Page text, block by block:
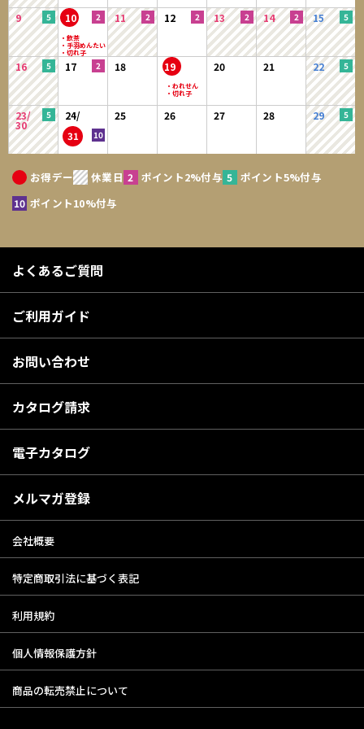
9 10 11 12 13 14 15
16 17 18 19 20 21 22
23/
30
24/
31
25 26 27 28 29
お得デー 休業日 ポイント2%付与
ポイント5%付与
ポイント10%付与
よくあるご質問
ご利用ガイド
お問い合わせ
カタログ請求
電子カタログ
メルマガ登録
会社概要
特定商取引法に基づく表記
利用規約
個人情報保護方針
商品の転売禁止について